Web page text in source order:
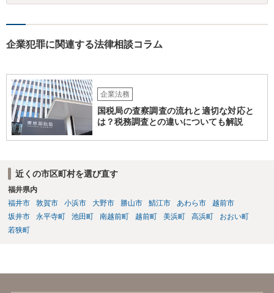
支払いを拒否すれば、少額訴訟を提起する可能性は、低いものと思わ
すと、押し負けて支払うかもと考えますので、弁護士に依頼するなど
応、弁護士に依頼して同様の対応、裁判してきたら、従業員にて粛々
と対応のどれかを選択することになります。 以上、ご参考まで。
企業犯罪に関連する法律相談コラム
企業法務
国税局の査察調査の流れと適切な対応と
は？税務調査との違いについても解説
近くの市区町村を選び直す
福井県内
福井市
敦賀市 小浜市 大野市 勝山市 鯖江市 あわら市
越前市
坂井市
永平寺町 池田町 南越前町 越前町 美浜町 高浜町
おおい町
若狭町